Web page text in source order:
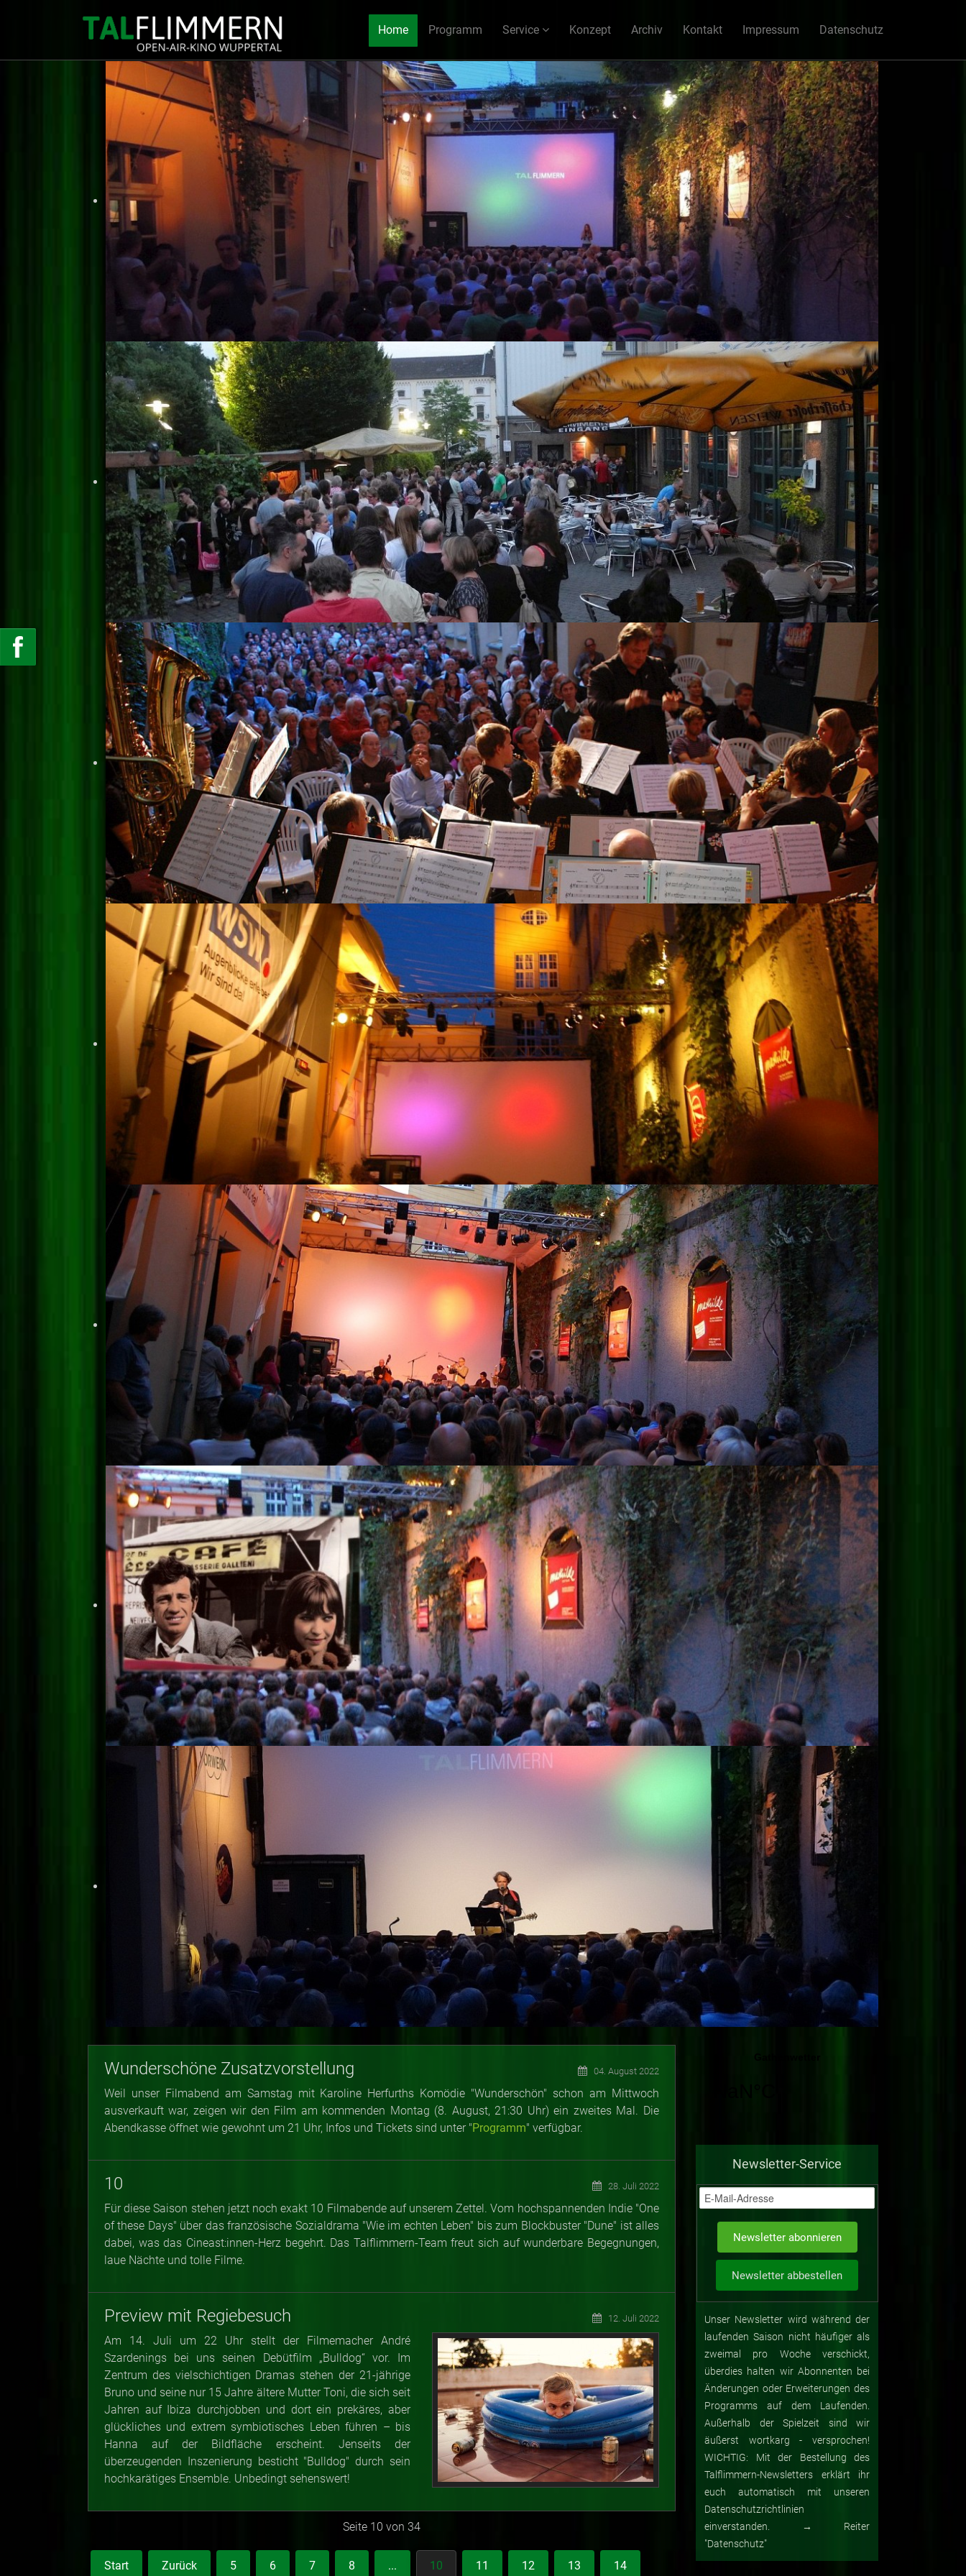
Home Programm Service Konzept Archiv Kontakt Impressum Datenschutz
Wunderschöne Zusatzvorstellung 04. August 2022
Weil unser Filmabend am Samstag mit Karoline Herfurths Komödie "Wunderschön" schon am Mittwoch
ausverkauft war, zeigen wir den Film am kommenden Montag (8. August, 21:30 Uhr) ein zweites Mal. Die
Abendkasse öffnet wie gewohnt um 21 Uhr, Infos und Tickets sind unter " Programm" verfügbar.
10 28. Juli 2022
Für diese Saison stehen jetzt noch exakt 10 Filmabende auf unserem Zettel. Vom hochspannenden Indie "One
of these Days" über das französische Sozialdrama "Wie im echten Leben" bis zum Blockbuster "Dune" ist alles
dabei, was das Cineast:innen-Herz begehrt. Das Talflimmern-Team freut sich auf wunderbare Begegnungen,
laue Nächte und tolle Filme.
Preview mit Regiebesuch 12. Juli 2022
Am 14. Juli um 22 Uhr stellt der Filmemacher André
Szardenings bei uns seinen Debütfilm „Bulldog“ vor. Im
Zentrum des vielschichtigen Dramas stehen der 21-jährige
Bruno und seine nur 15 Jahre ältere Mutter Toni, die sich seit
Jahren auf Ibiza durchjobben und dort ein prekäres, aber
glückliches und extrem symbiotisches Leben führen – bis
Hanna auf der Bildfläche erscheint. Jenseits der
überzeugenden Inszenierung besticht "Bulldog" durch sein
hochkarätiges Ensemble. Unbedingt sehenswert!
Seite 10 von 34
Start Zurück 5 6 7 8 ... 10 11 12 13 14
Newsletter-Service
Unser Newsletter wird während der
laufenden Saison nicht häufiger als
zweimal pro Woche verschickt,
überdies halten wir Abonnenten bei
Änderungen oder Erweiterungen des
Programms auf dem Laufenden.
Außerhalb der Spielzeit sind wir
äußerst wortkarg - versprochen!
WICHTIG: Mit der Bestellung des
Talflimmern-Newsletters erklärt ihr
euch automatisch mit unseren
Datenschutzrichtlinien
einverstanden. → Reiter
"Datenschutz"